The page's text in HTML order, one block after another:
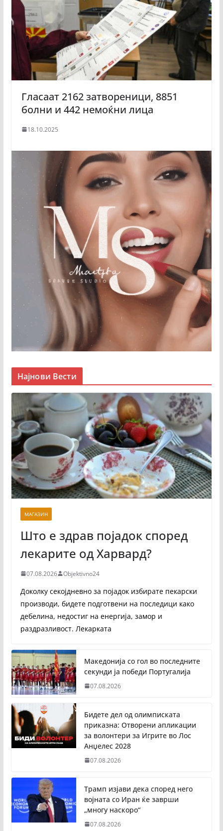
Гласаат 2162 затвореници, 8851
болни и 442 немоќни лица
18.10.2025
Најнови Вести
МАГАЗИН
Што е здрав појадок според
лекарите од Харвард?
07.08.2026 Objektivno24
Доколку секојдневно за појадок избирате пекарски
производи, бидете подготвени на последици како
дебелина, недостиг на енергија, замор и
раздразливост. Лекарката
Македонија со гол во последните
секунди ја победи Португалија
07.08.2026
Бидете дел од олимписката
приказна: Отворени апликации
за волонтери за Игрите во Лос
Анџелес 2028
07.08.2026
Трамп изјави дека според него
војната со Иран ќе заврши
„многу наскоро“
07.08.2026